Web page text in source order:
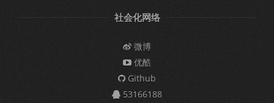
社会化网络
微博
优酷
Github
53166188